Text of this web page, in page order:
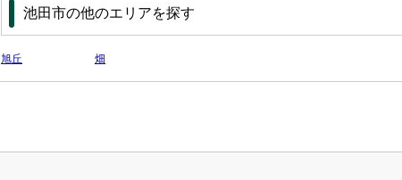
池田市の他のエリアを探す
旭丘 畑